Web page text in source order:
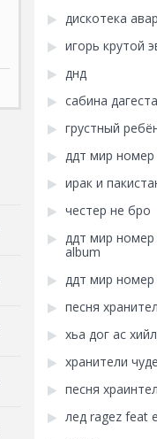
дискотека
игорь крутой
днд
сабина
грустный
ддт мир номер
ирак и
честер не бро
ддт мир номер
album
ддт мир
песня
хьа дог ас
хранители
песня
лед ragez feat